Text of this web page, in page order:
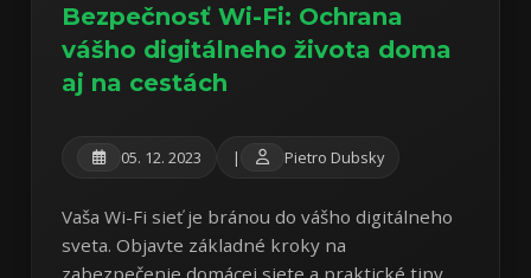
Bezpečnosť Wi-Fi: Ochrana
vášho digitálneho života doma
aj na cestách
05. 12. 2023 | Pietro Dubsky
Vaša Wi-Fi sieť je bránou do vášho digitálneho
sveta. Objavte základné kroky na